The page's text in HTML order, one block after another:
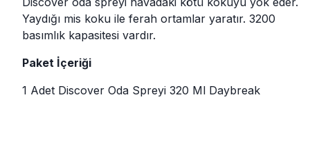
Yaydığı mis koku ile ferah ortamlar yaratır. 3200
basımlık kapasitesi vardır.
Paket İçeriği
1 Adet Discover Oda Spreyi 320 Ml Daybreak